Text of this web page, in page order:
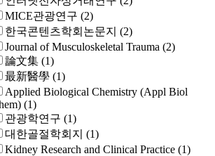
MICE관광연구 (2)
한국콘텐츠학회논문지 (2)
Journal of Musculoskeletal Trauma (2)
論文集 (1)
最新醫學 (1)
Applied Biological Chemistry (Appl Biol
(1)
관광학연구 (1)
대한골절학회지 (1)
Kidney Research and Clinical Practice (1)